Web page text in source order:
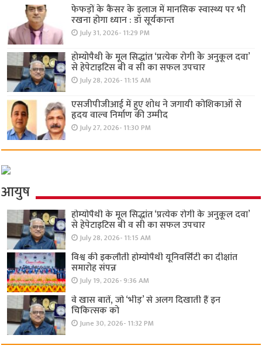
फेफड़ों के कैंसर के इलाज में मानसिक स्वास्थ्य पर भी
रखना होगा ध्यान : डॉ सूर्यकान्त
July 31, 2026- 11:29 PM
होम्योपैथी के मूल सिद्धांत ‘प्रत्येक रोगी केे अनुकूल दवा’
से हेपेटाइटिस बी व सी का सफल उपचार
July 28, 2026- 11:15 AM
एसजीपीजीआई में हुए शोध ने जगायी कोशिकाओं से
हृदय वाल्व निर्माण की उम्मीद
July 27, 2026- 11:30 PM
आयुष
होम्योपैथी के मूल सिद्धांत ‘प्रत्येक रोगी केे अनुकूल दवा’
से हेपेटाइटिस बी व सी का सफल उपचार
July 28, 2026- 11:15 AM
विश्व की इकलौती होम्योपैथी यूनिवर्सिटी का दीक्षांत
समारोह संपन्न
July 19, 2026- 9:36 AM
वे खास बातें, जो ‘भीड़’ से अलग दिखाती हैं इन
चिकित्सक को
June 30, 2026- 11:32 PM